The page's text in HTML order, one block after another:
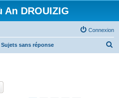
DROUIZIG
Connexion
Sujets sans réponse